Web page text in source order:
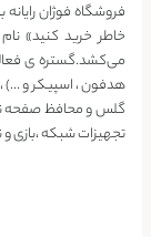
فروشگاه فوژان رایانه
خاطر خرید کنید»
می‌کشد.گستره ی
هدفون ، اسپیکر و …) ،
گلس و محافظ صفحه
تجهیزات شبکه ،بازی و